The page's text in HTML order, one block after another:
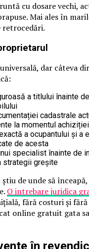
cu dosare vechi,
Mai ales în
retrocedări.
dar câteva
a titlului înainte
cadastrale
la momentul achiziției
a ocupantului și a
de acesta
specialist înainte de
strategii greșite
de unde să
O intrebare juridica
fără costuri și fără
online gratuit gata
în